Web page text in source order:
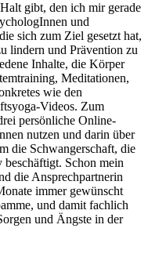
gibt, den ich mir gerade
und
sich zum Ziel gesetzt hat,
lindern und Prävention zu
Inhalte, die Körper
Meditationen,
wie den
Videos. Zum
persönliche Online-
nutzen und darin über
die Schwangerschaft, die
Schon mein
die Ansprechpartnerin
immer gewünscht
und damit fachlich
und Ängste in der